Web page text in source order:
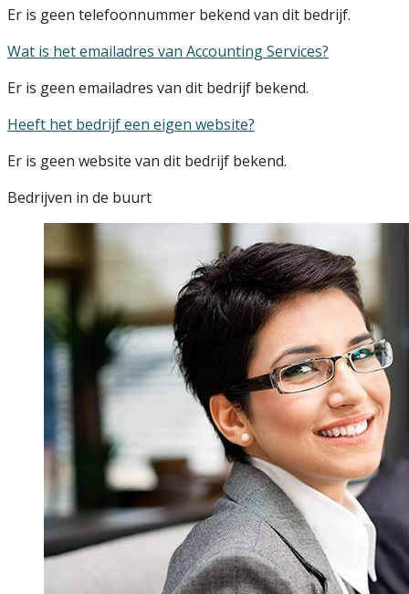
Er is geen telefoonnummer bekend van dit bedrijf.
Wat is het emailadres van Accounting Services?
Er is geen emailadres van dit bedrijf bekend.
Heeft het bedrijf een eigen website?
Er is geen website van dit bedrijf bekend.
Bedrijven in de buurt